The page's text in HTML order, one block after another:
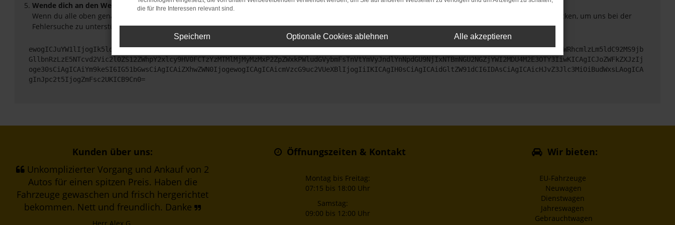
Wende dich an den Webseitenbetreiber.
Wenn du alle oben genannten Schritte versucht hast, kontaktiere uns bitte. Wir werden versuchen, das Problem zu beheben. Du kannst uns diesen Text schicken, um uns bei der
Fehlersuche zu unterstützen:
ewogICJuYW1lIjogIk5ldHdvcmtFcnJvciIsCiAgImNvbmZpZyI6IHsKICAgICJtZXRob2QiOiAiR0VUIiwKICAgICJ1cmwiOiAiaHR0cHM6Ly9hcGkueC5ha3MtcHJvZC5hdWRhcmlzLm5ldC92MS9jb
GllbnRzLzE5NTcvd2Vic2l0ZS12ZWhpY2xlcy9HV0FCTzYzMTMlMjMyMzMxP2ZpZWxkPWludGVybmFsTnVtYmVyJndlYnNpdGU9NjIxNTBmNGU2NGZjYWI2MDU4M2E3OTY3IiwKICAgICJoZWFkZXJzIj
oge30sCiAgICAiYm9keSI6IG51bGwsCiAgICAiZXhwZWN0IjogewogICAgICAicmVzcG9uc2VUeXBlIjogIiIKICAgIH0sCiAgICAidGltZW91dCI6IDAsCiAgICAicHJvZ3Jlc3MiOiBudWxsLAogICA
gInJpc2t5IjogZmFsc2UKICB9Cn0=
Kunden über uns:
Unkomplizierter Vorgang und Ankauf von 2
Autos für einen spitzen Preis. Haben die
Fahrzeuge gewaschen und frisch hergerichtet
bekommen. Nett und freundlich. Danke
Öffnungszeiten & Kontakt
Montag bis Freitag:
07:15 bis 18:00 Uhr
Samstag:
09:00 bis 12:00 Uhr
Wir bieten:
EU-Fahrzeuge
Neuwagen
Dienstwagen
Jahreswagen
Gebrauchtwagen
die für Ihre Interessen relevant sind.
Speichern Optionale Cookies ablehnen Alle akzeptieren